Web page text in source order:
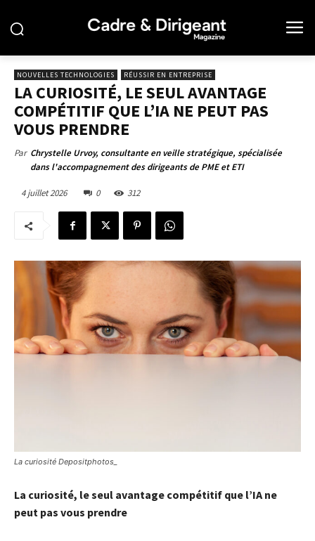
NOUVELLES TECHNOLOGIES RÉUSSIR EN ENTREPRISE
LA CURIOSITÉ, LE SEUL AVANTAGE
COMPÉTITIF QUE L’IA NE PEUT PAS
VOUS PRENDRE
Par Chrystelle Urvoy, consultante en veille stratégique, spécialisée
dans l'accompagnement des dirigeants de PME et ETI
4 juillet 2026 0 312
La curiosité Depositphotos_
La curiosité, le seul avantage compétitif que l’IA ne
peut pas vous prendre